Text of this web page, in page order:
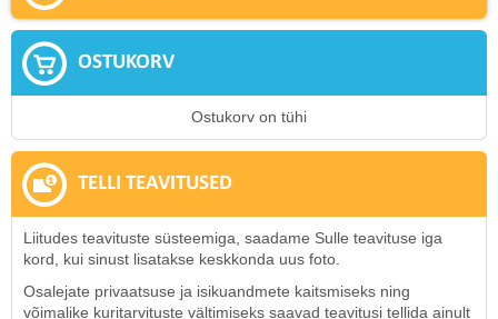
OSTUKORV
Ostukorv on tühi
TELLI TEAVITUSED
Liitudes teavituste süsteemiga, saadame Sulle teavituse iga
kord, kui sinust lisatakse keskkonda uus foto.
Osalejate privaatsuse ja isikuandmete kaitsmiseks ning
võimalike kuritarvituste vältimiseks saavad teavitusi tellida ainult